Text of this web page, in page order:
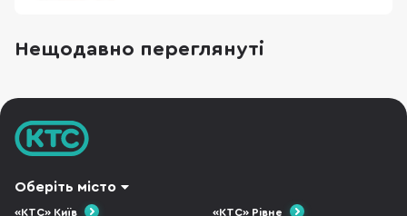
(дротовий, Bluetooth 5.0 і радіо 2.4 ГГц). У
версії з помітним оранжевим кольором
Нещодавно переглянуті
Оберіть місто
«КТС» Київ «КТС» Рівне